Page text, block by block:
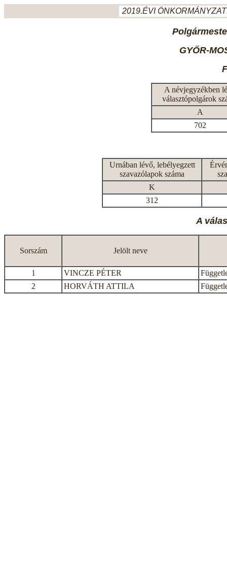
2019.ÉVI
GYŐR-
A névjegyzékben
választópolgárok
A
702
Urnában lévő, lebélyegzett
szavazólapok száma
K
312
A
Sorszám Jelölt neve
1 VINCZE PÉTER
2
HORVÁTH ATTILA